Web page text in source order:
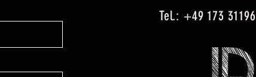
Tel.: +49 173